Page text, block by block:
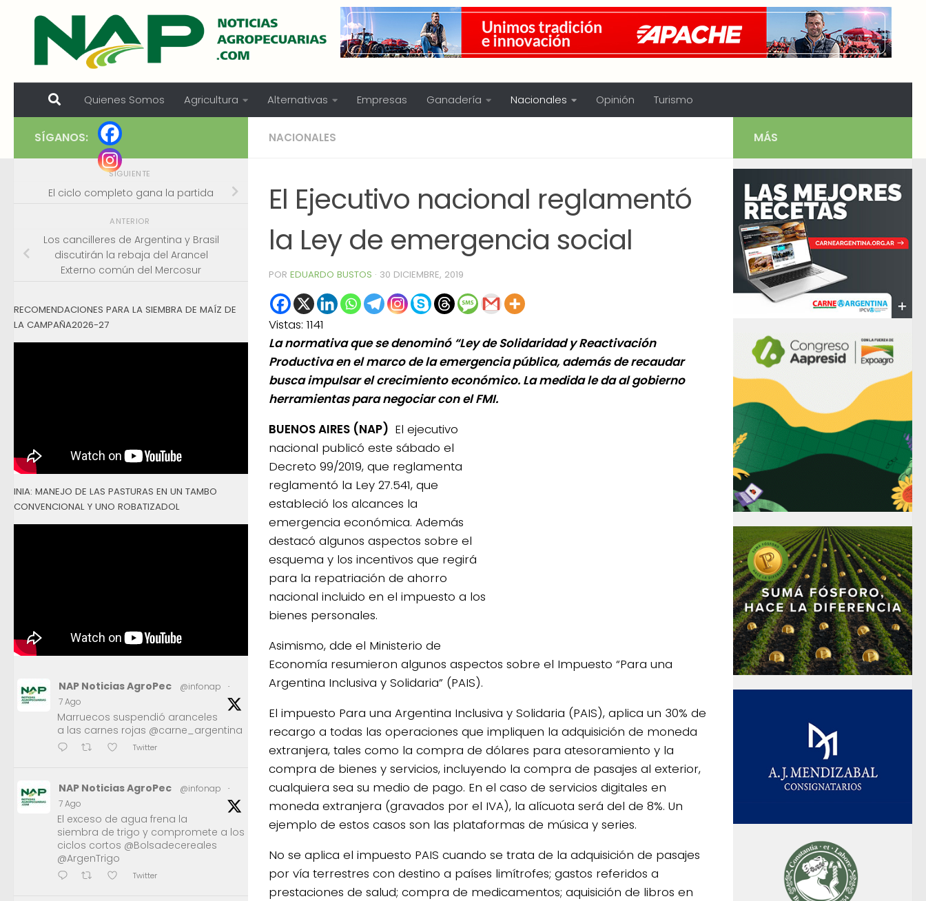
Skip to content
Quienes Somos Agricultura Alternativas Empresas Ganadería Nacionales Opinión Turismo
NACIONALES
El Ejecutivo nacional reglamentó
la Ley de emergencia social
POR EDUARDO BUSTOS · 30 DICIEMBRE, 2019
Vistas: 1141
La normativa que se denominó “Ley de Solidaridad y Reactivación
Productiva en el marco de la emergencia pública, además de recaudar
busca impulsar el crecimiento económico. La medida le da al gobierno
herramientas para negociar con el FMI.
BUENOS AIRES (NAP) El ejecutivo
nacional publicó este sábado el
Decreto 99/2019, que reglamenta
reglamentó la Ley 27.541, que
estableció los alcances la
emergencia económica. Además
destacó algunos aspectos sobre el
esquema y los incentivos que regirá
para la repatriación de ahorro
nacional incluido en el impuesto a los
bienes personales.
Asimismo, dde el Ministerio de
Economía resumieron algunos aspectos sobre el Impuesto “Para una
Argentina Inclusiva y Solidaria” (PAIS).
El impuesto Para una Argentina Inclusiva y Solidaria (PAIS), aplica un 30% de
recargo a todas las operaciones que impliquen la adquisición de moneda
extranjera, tales como la compra de dólares para atesoramiento y la
compra de bienes y servicios, incluyendo la compra de pasajes al exterior,
cualquiera sea su medio de pago. En el caso de servicios digitales en
moneda extranjera (gravados por el IVA), la alícuota será del de 8%. Un
ejemplo de estos casos son las plataformas de música y series.
No se aplica el impuesto PAIS cuando se trata de la adquisición de pasajes
por vía terrestres con destino a países limítrofes; gastos referidos a
prestaciones de salud; compra de medicamentos; aquisición de libros en
SÍGANOS:
SIGUIENTE
El ciclo completo gana la partida
ANTERIOR
Los cancilleres de Argentina y Brasil
discutirán la rebaja del Arancel
Externo común del Mercosur
RECOMENDACIONES PARA LA SIEMBRA DE MAÍZ DE
LA CAMPAÑA2026-27
INIA: MANEJO DE LAS PASTURAS EN UN TAMBO
CONVENCIONAL Y UNO ROBATIZADOL
NAP Noticias AgroPec @infonap
·
7 Ago
Marruecos suspendió aranceles
a las carnes rojas @carne_argentina
Twitter
NAP Noticias AgroPec @infonap
·
7 Ago
El exceso de agua frena la
siembra de trigo y compromete a los
ciclos cortos @Bolsadecereales
@ArgenTrigo
Twitter
MÁS